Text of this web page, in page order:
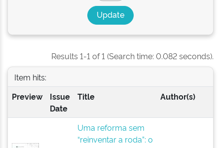
Results 1-1 of 1 (Search time: 0.082 seconds).
Item hits:
Preview
Issue
Date
Title Author(s)
Uma reforma sem
“reinventar a roda”: o